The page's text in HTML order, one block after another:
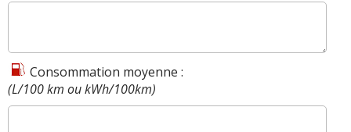
Consommation moyenne :
(L/100 km ou kWh/100km)